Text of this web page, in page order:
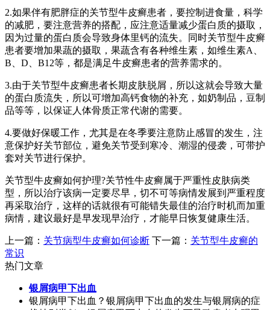
2.如果伴有肥胖症的关节型牛皮癣患者，要控制进食量，科学
的减肥，要注意营养的搭配，应注意适量减少蛋白质的摄取，
因为过量的蛋白质会导致身体里钙的流失。同时关节型牛皮癣
患者要增加果蔬的摄取，果蔬含有各种维生素，如维生素A、
B、D、B12等，都是满足牛皮癣患者的营养需求的。
3.由于关节型牛皮癣患者长期皮肤脱屑，所以这就会导致大量
的蛋白质流失，所以可增加高钙食物的补充，如奶制品，豆制
品等等，以保证人体骨质正常代谢的需要。
4.要做好保暖工作，尤其是在冬季要注意防止感冒的发生，注
意保护好关节部位，避免关节受到寒冷、潮湿的侵袭，可带护
套对关节进行保护。
关节型牛皮癣如何护理?关节性牛皮癣属于严重性皮肤病类
型，所以治疗该病一定要尽早，切不可等病情发展到严重程度
再采取治疗，这样的话就很有可能错失最佳的治疗时机而加重
病情，建议最好是早发现早治疗，才能早日恢复健康生活。
上一篇： 关节病型牛皮癣如何诊断 下一篇： 关节型牛皮癣的
常识
热门文章
银屑病甲下出血
银屑病甲下出血？银屑病甲下出血的发生与银屑病的症